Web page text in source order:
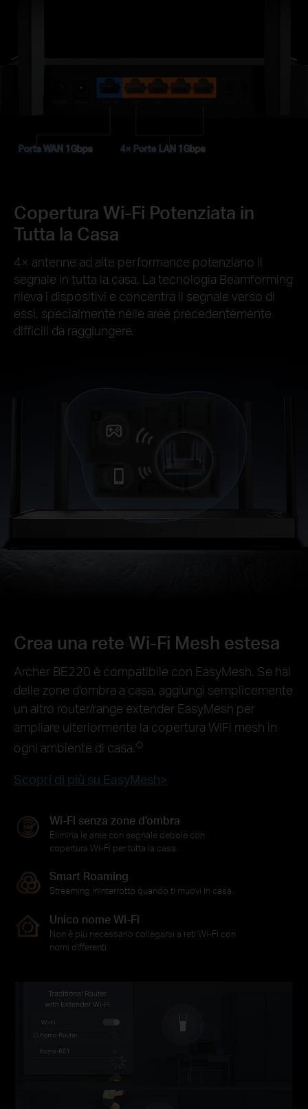
Porta WAN 1Gbps 4× Porte LAN 1Gbps
Copertura Wi-Fi Potenziata in
Tutta la Casa
4× antenne ad alte performance potenziano il
segnale in tutta la casa. La tecnologia Beamforming
rileva i dispositivi e concentra il segnale verso di
essi, specialmente nelle aree precedentemente
difficili da raggiungere.
Crea una rete Wi-Fi Mesh estesa
Archer BE220 è compatibile con EasyMesh. Se hai
delle zone d'ombra a casa, aggiungi semplicemente
un altro router/range extender EasyMesh per
ampliare ulteriormente la copertura WiFi mesh in
ogni ambiente di casa.◇
Scopri di più su EasyMesh>
Wi-Fi senza zone d'ombra
Elimina le aree con segnale debole con
copertura Wi-Fi per tutta la casa.
Smart Roaming
Streaming ininterrotto quando ti muovi in ​​casa.
Unico nome Wi-Fi
Non è più necessario collegarsi a reti Wi-Fi con
nomi differenti